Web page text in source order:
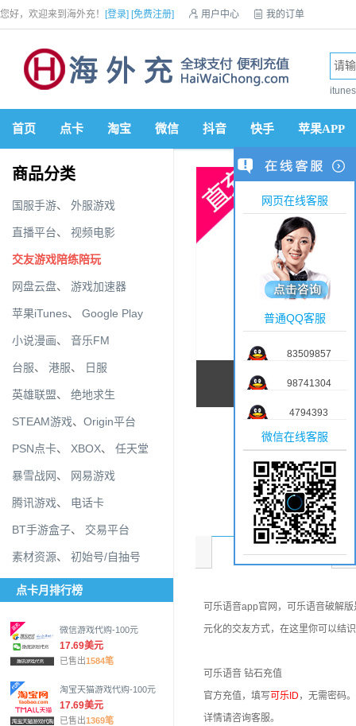
您好，欢迎来到海外充！ [登录] [免费注册]  用户中心  我的订单
首页 点卡 淘宝 微信 抖音 快手 苹果APP
商品分类
国服手游、 外服游戏
直播平台、 视频电影
交友游戏陪练陪玩
网盘云盘、 游戏加速器
苹果iTunes、 Google Play
小说漫画、 音乐FM
台服、 港服、 日服
英雄联盟、 绝地求生
STEAM游戏、 Origin平台
PSN点卡、 XBOX、 任天堂
暴雪战网、 网易游戏
腾讯游戏、 电话卡
BT手游盒子、 交易平台
素材资源、 初始号/自抽号
点卡月排行榜
微信游戏代购-100元
17.69美元
已售出1584笔
淘宝天猫游戏代购-100元
17.69美元
已售出1369笔
商品介绍
可乐语音app官网，可乐语音破解
元化的交友方式，在这里你可以结
可乐语音 钻石充值
官方充值，填写可乐ID ，无需密码。
详情请咨询客服。
网页在线客服
普通QQ客服
83509857
98741304
4794393
微信在线客服